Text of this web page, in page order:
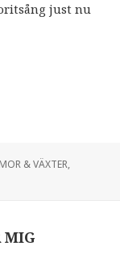
just nu
& VÄXTER,